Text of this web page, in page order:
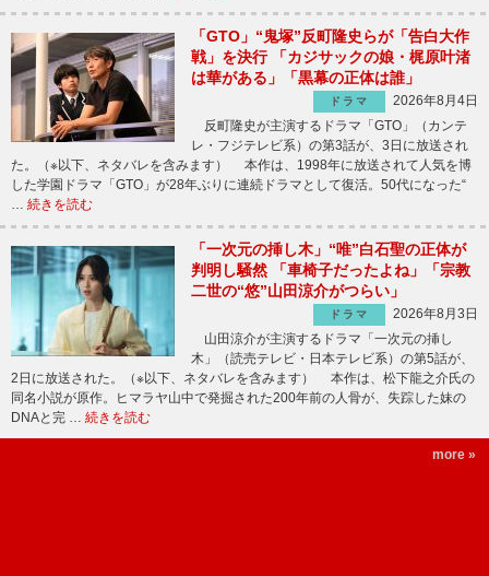
「GTO」“鬼塚”反町隆史らが「告白大作
戦」を決行 「カジサックの娘・梶原叶渚
は華がある」「黒幕の正体は誰」
ドラマ
2026年8月4日
反町隆史が主演するドラマ「GTO」（カンテ
レ・フジテレビ系）の第3話が、3日に放送され
た。（※以下、ネタバレを含みます） 本作は、1998年に放送されて人気を博
した学園ドラマ「GTO」が28年ぶりに連続ドラマとして復活。50代になった“
… 続きを読む
「一次元の挿し木」“唯”白石聖の正体が
判明し騒然 「車椅子だったよね」「宗教
二世の“悠”山田涼介がつらい」
ドラマ
2026年8月3日
山田涼介が主演するドラマ「一次元の挿し
木」（読売テレビ・日本テレビ系）の第5話が、
2日に放送された。（※以下、ネタバレを含みます） 本作は、松下龍之介氏の
同名小説が原作。ヒマラヤ山中で発掘された200年前の人骨が、失踪した妹の
DNAと完 … 続きを読む
more »